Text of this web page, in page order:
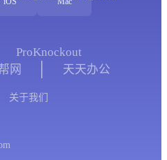
ProKnockout
网 天天办公
关于我们